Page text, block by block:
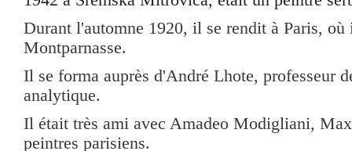
Durant l'automne 1920, il se rendit à Paris,
Montparnasse.
Il se forma auprès d'André Lhote, professeur
analytique.
Il était très ami avec Amadeo Modigliani,
peintres parisiens.